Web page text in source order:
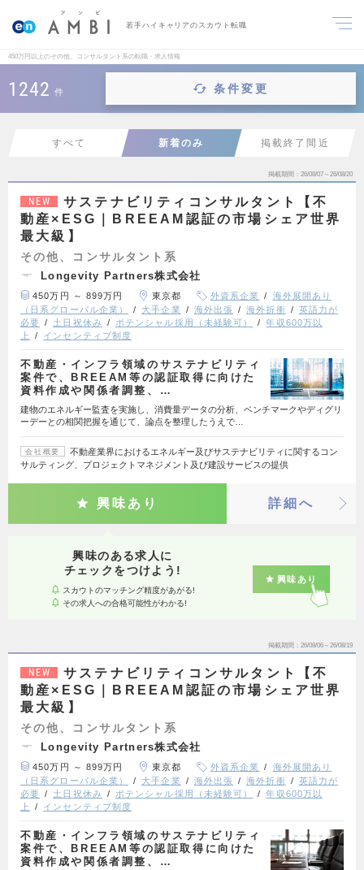
若手ハイキャリアのスカウト転職
450万円以上のその他、コンサルタント系の転職・求人情報
1242 件 条件変更
すべて 新着のみ 掲載終了間近
掲載期間 26/08/07～26/08/20
NEW
サステナビリティコンサルタント【不
動産×ESG｜BREEAM認証の市場シェア世界
最大級】
その他、コンサルタント系
Longevity Partners株式会社
450万円 ～ 899万円 東京都 外資系企業
海外展開あり
（日系グローバル企業）
大手企業 海外出張 海外折衝
英語力が
必要
土日祝休み ポテンシャル採用（未経験可）
年収600万以
上
インセンティブ制度
不動産・インフラ領域のサステナビリティ
案件で、BREEAM等の認証取得に向けた
資料作成や関係者調整、…
建物のエネルギー監査を実施し、消費量データの分析、ベンチマークやディグリ
ーデーとの相関把握を通じて、論点を整理したうえで…
会社概要
不動産業界におけるエネルギー及びサステナビリティに関するコン
サルティング、プロジェクトマネジメント及び建設サービスの提供
興味あり 詳細へ
興味のある求人に
チェックをつけよう!
スカウトのマッチング精度があがる!
その求人への合格可能性がわかる!
興味あり
掲載期間 26/08/06～26/08/19
NEW
サステナビリティコンサルタント【不
動産×ESG｜BREEAM認証の市場シェア世界
最大級】
その他、コンサルタント系
Longevity Partners株式会社
450万円 ～ 899万円 東京都 外資系企業
海外展開あり
（日系グローバル企業）
大手企業 海外出張 海外折衝
英語力が
必要
土日祝休み ポテンシャル採用（未経験可）
年収600万以
上
インセンティブ制度
不動産・インフラ領域のサステナビリティ
案件で、BREEAM等の認証取得に向けた
資料作成や関係者調整、…